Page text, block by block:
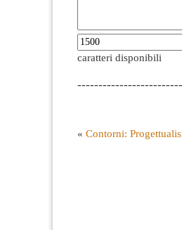
caratteri disponibili
« Contorni: